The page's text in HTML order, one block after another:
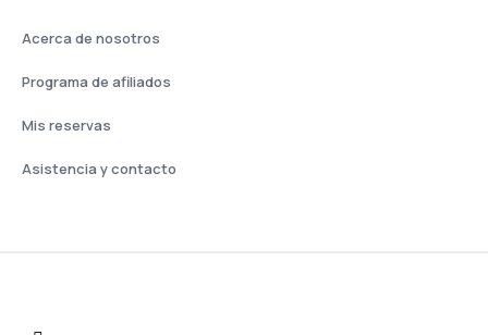
Acerca de nosotros
Programa de afiliados
Mis reservas
Asistencia y contacto